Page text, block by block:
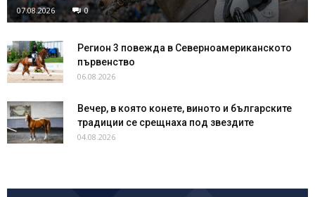
07.08.2026 0
Регион 3 повежда в Северноамериканското
първенство
06.08.2026
Вечер, в която конете, виното и българските
традиции се срещнаха под звездите
04.08.2026